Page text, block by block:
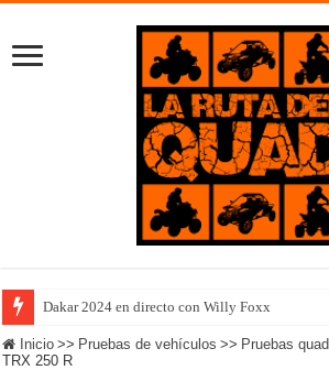
Dakar 2024 en directo con Willy Foxx
Inicio >> Pruebas de vehículos >> Pruebas quad
TRX 250 R